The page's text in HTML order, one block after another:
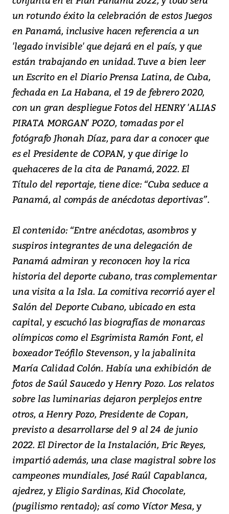
un rotundo éxito la celebración de estos Juegos
en Panamá, inclusive hacen referencia a un
'legado invisible' que dejará en el país, y que
están trabajando en unidad. Tuve a bien leer
un Escrito en el Diario Prensa Latina, de Cuba,
fechada en La Habana, el 19 de febrero 2020,
con un gran despliegue Fotos del HENRY 'ALIAS
PIRATA MORGAN' POZO, tomadas por el
fotógrafo Jhonah Díaz, para dar a conocer que
es el Presidente de COPAN, y que dirige lo
quehaceres de la cita de Panamá, 2022. El
Título del reportaje, tiene dice: “Cuba seduce a
Panamá, al compás de anécdotas deportivas”.
El contenido: “Entre anécdotas, asombros y
suspiros integrantes de una delegación de
Panamá admiran y reconocen hoy la rica
historia del deporte cubano, tras complementar
una visita a la Isla. La comitiva recorrió ayer el
Salón del Deporte Cubano, ubicado en esta
capital, y escuchó las biografías de monarcas
olímpicos como el Esgrimista Ramón Font, el
boxeador Teófilo Stevenson, y la jabalinita
María Calidad Colón. Había una exhibición de
fotos de Saúl Saucedo y Henry Pozo. Los relatos
sobre las luminarias dejaron perplejos entre
otros, a Henry Pozo, Presidente de Copan,
previsto a desarrollarse del 9 al 24 de junio
2022. El Director de la Instalación, Eric Reyes,
impartió además, una clase magistral sobre los
campeones mundiales, José Raúl Capablanca,
ajedrez, y Eligio Sardinas, Kid Chocolate,
(pugilismo rentado); así como Víctor Mesa, y